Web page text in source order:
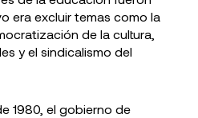
era excluir temas como la
de la cultura,
y el sindicalismo del
1980, el gobierno de